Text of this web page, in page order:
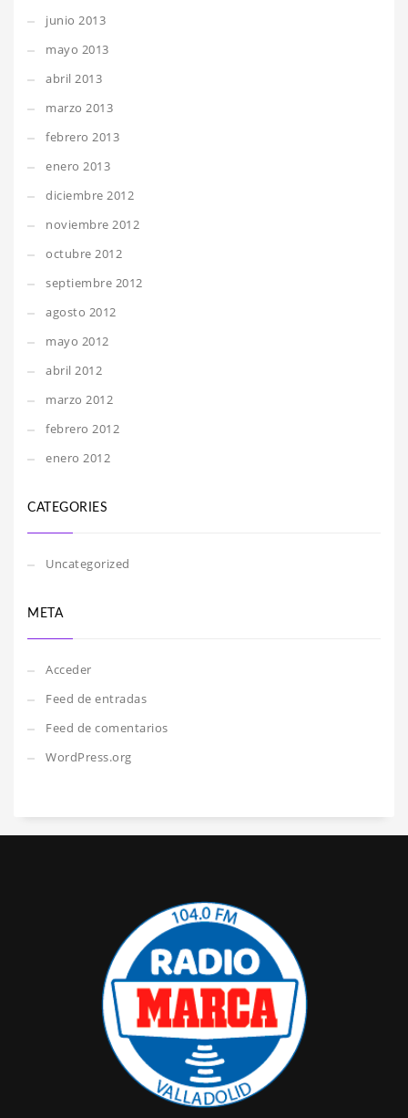
junio 2013
mayo 2013
abril 2013
marzo 2013
febrero 2013
enero 2013
diciembre 2012
noviembre 2012
octubre 2012
septiembre 2012
agosto 2012
mayo 2012
abril 2012
marzo 2012
febrero 2012
enero 2012
CATEGORIES
Uncategorized
META
Acceder
Feed de entradas
Feed de comentarios
WordPress.org